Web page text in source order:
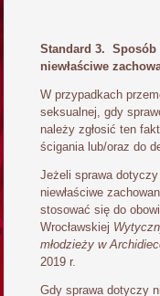
Standard 3. Sposób
niewłaściwe
W przypadkach
seksualnej, gdy
należy zgłosić ten
ścigania lub/oraz do
Jeżeli sprawa
niewłaściwe
stosować się do
Wrocławskiej
młodzieży w
2019 r.
Gdy sprawa dotyczy